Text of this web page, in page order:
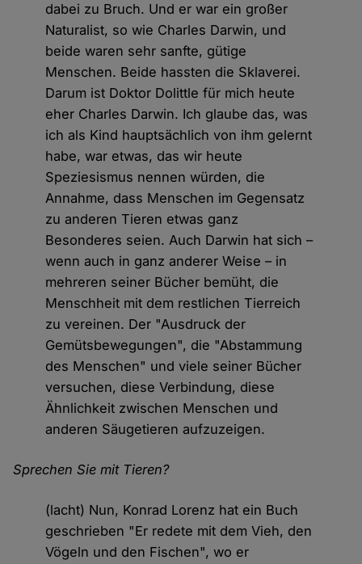
dabei zu Bruch. Und er war ein großer
Naturalist, so wie Charles Darwin, und
beide waren sehr sanfte, gütige
Menschen. Beide hassten die Sklaverei.
Darum ist Doktor Dolittle für mich heute
eher Charles Darwin. Ich glaube das, was
ich als Kind hauptsächlich von ihm gelernt
habe, war etwas, das wir heute
Speziesismus nennen würden, die
Annahme, dass Menschen im Gegensatz
zu anderen Tieren etwas ganz
Besonderes seien. Auch Darwin hat sich –
wenn auch in ganz anderer Weise – in
mehreren seiner Bücher bemüht, die
Menschheit mit dem restlichen Tierreich
zu vereinen. Der "Ausdruck der
Gemütsbewegungen", die "Abstammung
des Menschen" und viele seiner Bücher
versuchen, diese Verbindung, diese
Ähnlichkeit zwischen Menschen und
anderen Säugetieren aufzuzeigen.
Sprechen Sie mit Tieren?
(lacht) Nun, Konrad Lorenz hat ein Buch
geschrieben "Er redete mit dem Vieh, den
Vögeln und den Fischen", wo er